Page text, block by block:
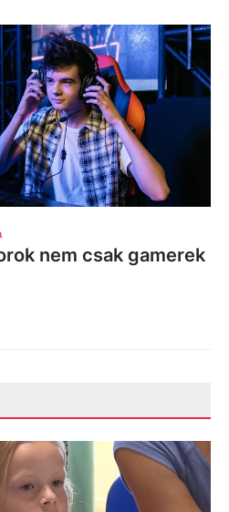
nem csak gamerek